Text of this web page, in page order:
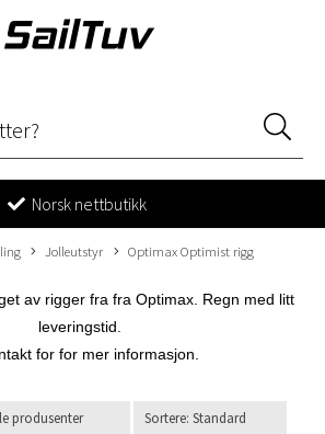
Norsk nettbutikk
Jolleutstyr Optimax Optimist rigg
av rigger fra fra Optimax. Regn med litt
leveringstid.
for for mer informasjon.